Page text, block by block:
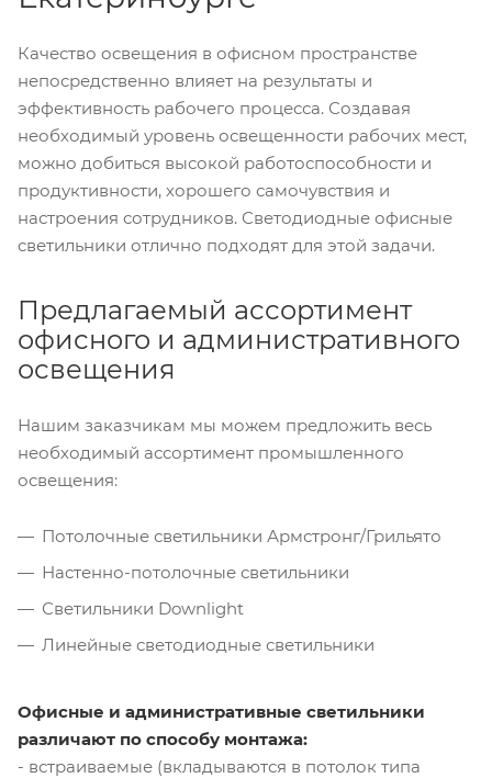
Качество освещения в офисном пространстве
непосредственно влияет на результаты и
эффективность рабочего процесса. Создавая
необходимый уровень освещенности рабочих мест,
можно добиться высокой работоспособности и
продуктивности, хорошего самочувствия и
настроения сотрудников. Светодиодные офисные
светильники отлично подходят для этой задачи.
Предлагаемый ассортимент
офисного и административного
освещения
Нашим заказчикам мы можем предложить весь
необходимый ассортимент промышленного
освещения:
Потолочные светильники Армстронг/Грильято
Настенно-потолочные светильники
Светильники Downlight
Линейные светодиодные светильники
Офисные и административные светильники
различают по способу монтажа:
- встраиваемые (вкладываются в потолок типа